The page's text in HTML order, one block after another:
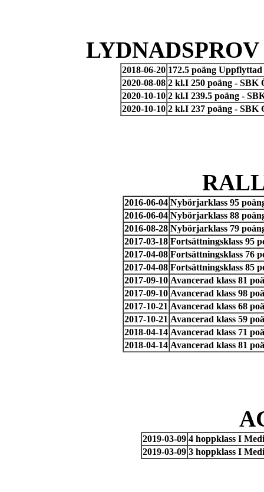
2018-06-20 172.5 poäng
2020-08-08 2 kl.I 250 poäng - SBK
2020-10-10 2 kl.I 239.5 poäng -
2020-10-10 2 kl.I 237 poäng - SBK
2016-06-04 Nybörjarklass 95
2016-06-04 Nybörjarklass 88
2016-08-28 Nybörjarklass 79
2017-03-18 Fortsättningsklass 95
2017-04-08 Fortsättningsklass 76
2017-04-08 Fortsättningsklass 85
2017-09-10 Avancerad klass 81
2017-09-10 Avancerad klass 98
2017-10-21 Avancerad klass 68
2017-10-21 Avancerad klass 59
2018-04-14 Avancerad klass 71
2018-04-14 Avancerad klass 81
2019-03-09 4 hoppklass I
2019-03-09 3 hoppklass I